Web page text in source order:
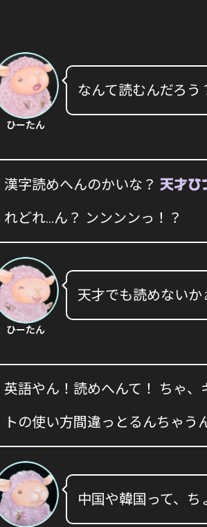
ひーたん
なんて読むんだろう
漢字読めへんのかいな？ 天才ひ
れどれ…ん？ ンンンンっ！？
ひーたん
天才でも読めないか
英語やん！読めへんて！ ちゃ
トの使い方間違っとるんちゃう
中国や韓国って、ち